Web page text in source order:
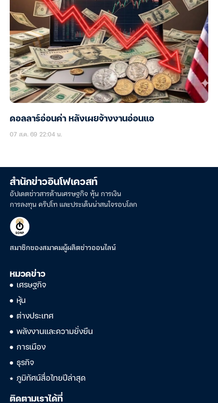
ดอลลาร์อ่อนค่า หลังเผยจ้างงานอ่อนแอ
07 ส.ค. 69 22:04 น.
สำนักข่าวอินโฟเควสท์
อัปเดตข่าวสารด้านเศรษฐกิจ หุ้น การเงิน
การลงทุน คริปโท และประเด็นน่าสนใจรอบโลก
สมาชิกของสมาคมผู้ผลิตข่าวออนไลน์
หมวดข่าว
เศรษฐกิจ
หุ้น
ต่างประเทศ
พลังงานและความยั่งยืน
การเมือง
ธุรกิจ
ภูมิทัศน์สื่อไทยปีล่าสุด
ติดตามเราได้ที่